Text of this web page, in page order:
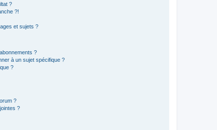
?
?!
et sujets ?
?
à un sujet spécifique ?
?
?
?